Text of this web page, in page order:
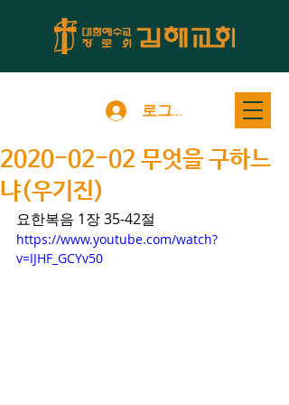
로그인
2020-02-02 무엇을 구하느
냐(우기진)
요한복음 1장 35-42절
https://www.youtube.com/watch?
v=IJHF_GCYv50